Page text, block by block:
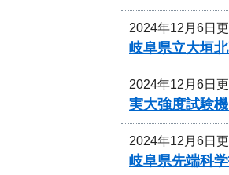
2024年12月6日
岐阜県立大垣
2024年12月6日
実大強度試験
2024年12月6日
岐阜県先端科